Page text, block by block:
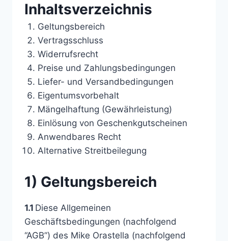
Inhaltsverzeichnis
Geltungsbereich
Vertragsschluss
Widerrufsrecht
Preise und Zahlungsbedingungen
Liefer- und Versandbedingungen
Eigentumsvorbehalt
Mängelhaftung (Gewährleistung)
Einlösung von Geschenkgutscheinen
Anwendbares Recht
Alternative Streitbeilegung
1) Geltungsbereich
1.1 Diese Allgemeinen
Geschäftsbedingungen (nachfolgend
“AGB”) des Mike Orastella (nachfolgend